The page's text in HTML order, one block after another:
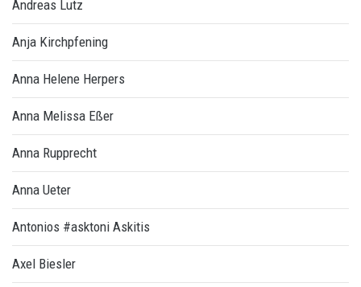
Andreas Lutz
Anja Kirchpfening
Anna Helene Herpers
Anna Melissa Eßer
Anna Rupprecht
Anna Ueter
Antonios #asktoni Askitis
Axel Biesler